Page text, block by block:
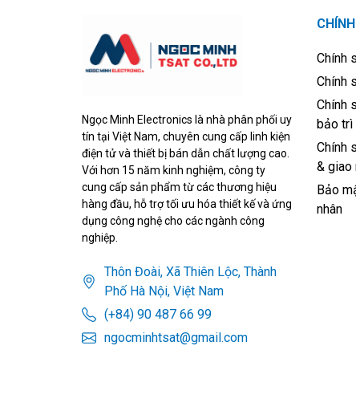
Ngọc Minh Electronics là nhà phân phối uy
tín tại Việt Nam, chuyên cung cấp linh kiện
điện tử và thiết bị bán dẫn chất lượng cao.
Với hơn 15 năm kinh nghiệm, công ty
cung cấp sản phẩm từ các thương hiệu
hàng đầu, hỗ trợ tối ưu hóa thiết kế và ứng
dụng công nghệ cho các ngành công
nghiệp.
Thôn Đoài, Xã Thiên Lộc, Thành
Phố Hà Nội, Việt Nam
(+84) 90 487 66 99
ngocminhtsat@gmail.com
Chính
Chính
Chính
bảo trì
Chính
& giao
Bảo
nhân